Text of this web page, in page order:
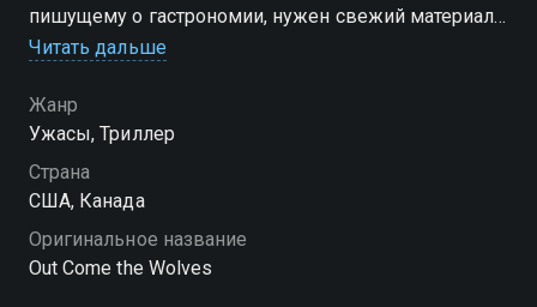
пишущему о гастрономии, нужен свежий материал
— на этот раз про добычу зверя и приготовление
зовёт старого приятеля Кайла, который прекрасно
разбирается в выслеживании дичи. Только вот
быстро выясняется: Кайл питает к Софи далеко не
товарищеские эмоции. Атмосфера накаляется,
Нолан начинает закипать от подозрений и
недоверия. А на следующие сутки после прибытия
мужчины встречают в чаще хищника — настоящего
Читать дальше
Жанр
Ужасы, Триллер
Страна
США, Канада
Оригинальное название
Out Come the Wolves